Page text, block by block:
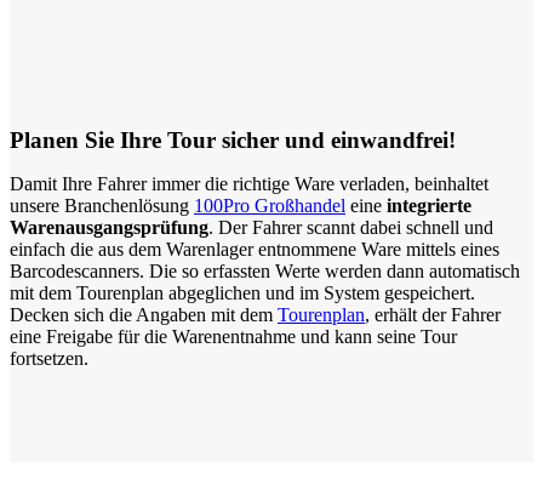
Planen Sie Ihre Tour sicher und einwandfrei!
Damit Ihre Fahrer immer die richtige Ware verladen, beinhaltet
unsere Branchenlösung 100Pro Großhandel eine integrierte
Warenausgangsprüfung. Der Fahrer scannt dabei schnell und
einfach die aus dem Warenlager entnommene Ware mittels eines
Barcodescanners. Die so erfassten Werte werden dann automatisch
mit dem Tourenplan abgeglichen und im System gespeichert.
Decken sich die Angaben mit dem Tourenplan, erhält der Fahrer
eine Freigabe für die Warenentnahme und kann seine Tour
fortsetzen.